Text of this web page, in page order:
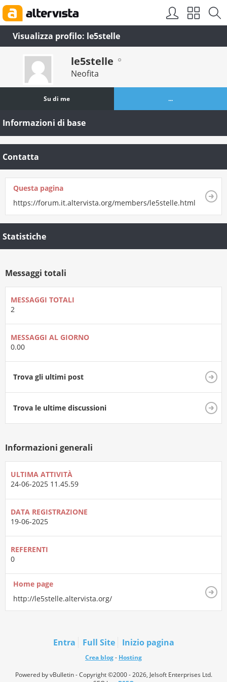
Visualizza profilo: le5stelle
le5stelle
Neofita
Su di me ...
Informazioni di base
Contatta
Questa pagina
https://forum.it.altervista.org/members/le5stelle.html
Statistiche
Messaggi totali
MESSAGGI TOTALI
2
MESSAGGI AL GIORNO
0.00
Trova gli ultimi post
Trova le ultime discussioni
Informazioni generali
ULTIMA ATTIVITÀ
24-06-2025 11.45.59
DATA REGISTRAZIONE
19-06-2025
REFERENTI
0
Home page
http://le5stelle.altervista.org/
Entra Full Site Inizio pagina
Crea blog- Hosting
Powered by vBulletin - Copyright ©2000 - 2026, Jelsoft Enterprises Ltd.